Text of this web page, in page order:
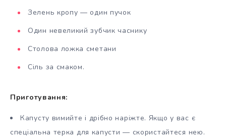
Зелень кропу — один пучок
Один невеликий зубчик часнику
Столова ложка сметани
Сіль за смаком.
Приготування:
Капусту вимийте і дрібно наріжте. Якщо у вас є
спеціальна терка для капусти — скористайтеся нею.